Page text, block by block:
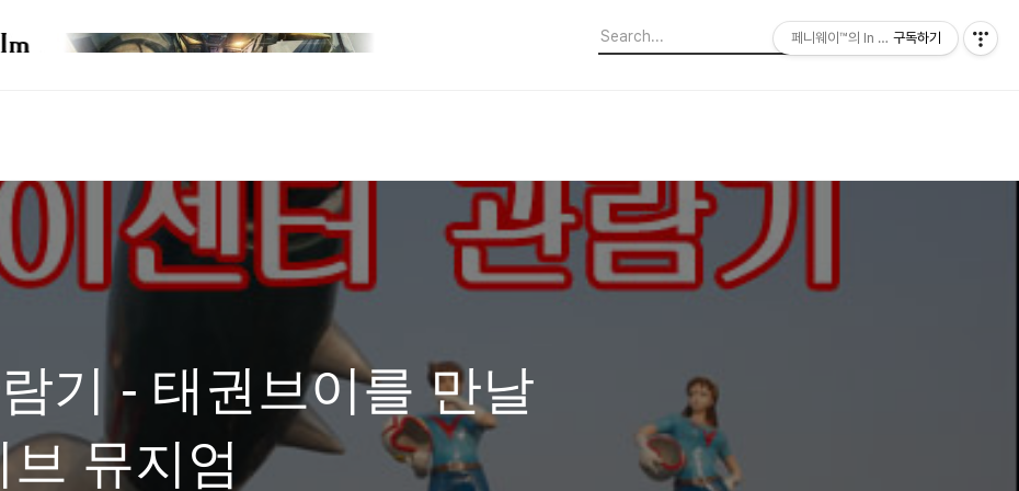
기 - 태권브이를 만날
뮤지엄
페니웨이™의 In This Film
구독하기